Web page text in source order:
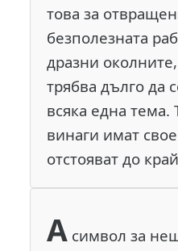
това за
безполезната
дразни
трябва дълго да
всяка една тема.
винаги имат
отстояват до
А символ за